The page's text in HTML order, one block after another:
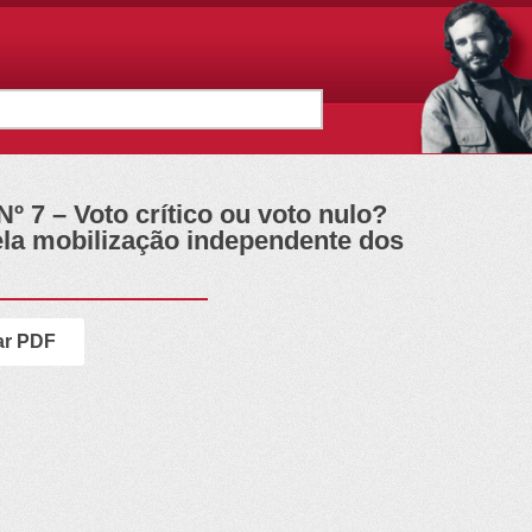
7 – Voto crítico ou voto nulo?
mobilização independente dos
PDF